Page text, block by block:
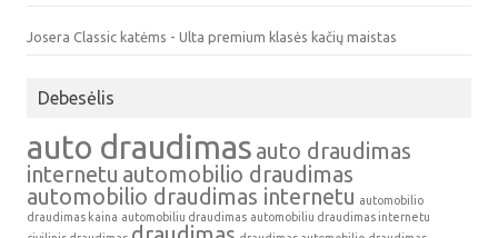
Josera Classic katėms - Ulta premium klasės kačių maistas
Debesėlis
auto draudimas auto draudimas
internetu automobilio draudimas
automobilio draudimas internetu automobilio
draudimas kaina automobiliu draudimas automobiliu draudimas internetu